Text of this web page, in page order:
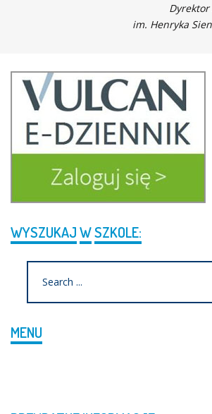
Dyrektor
im. Henryka
WYSZUKAJWSZKOLE:
MENU